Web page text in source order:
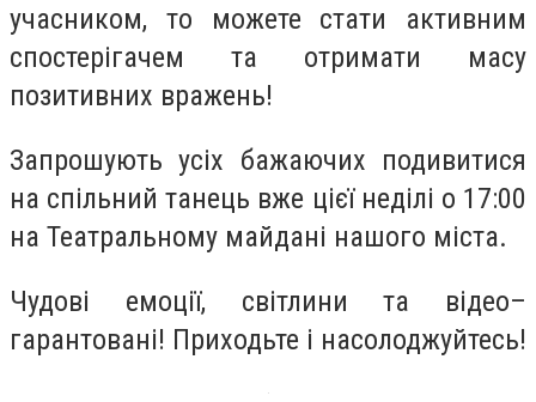
учасником, то можете стати активним
спостерігачем та отримати масу
позитивних вражень!
Запрошують усіх бажаючих подивитися
на спільний танець вже цієї неділі о 17:00
на Театральному майдані нашого міста.
Чудові емоції, світлини та відео–
гарантовані! Приходьте і насолоджуйтесь!